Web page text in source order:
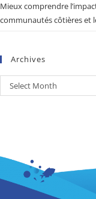
Mieux comprendre
communautés côtières et
Archives
Select Month